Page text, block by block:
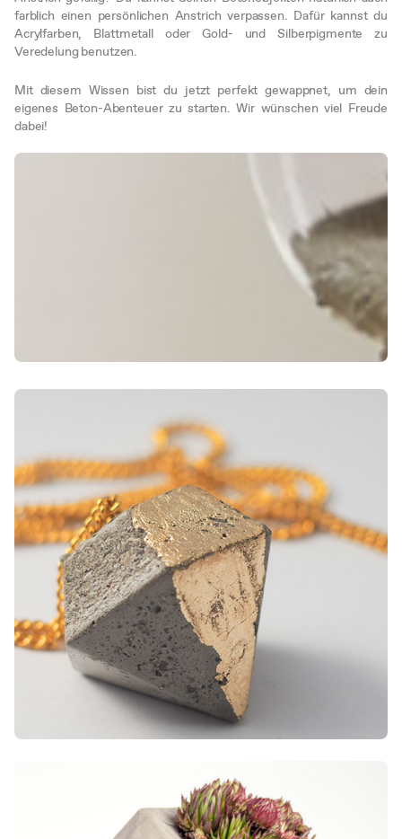
farblich einen persönlichen Anstrich verpassen. Dafür kannst du
Acrylfarben, Blattmetall oder Gold- und Silberpigmente zu
Veredelung benutzen.
Mit diesem Wissen bist du jetzt perfekt gewappnet, um dein
eigenes Beton-Abenteuer zu starten. Wir wünschen viel Freude
dabei!